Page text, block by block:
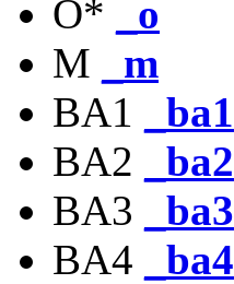
O*
_o
M
_m
BA1
_ba1
BA2
_ba2
BA3
_ba3
BA4
_ba4